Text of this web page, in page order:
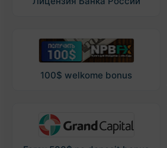
100$ welkome bonus